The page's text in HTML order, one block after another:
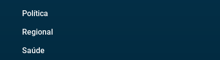
Política
Regional
Saúde